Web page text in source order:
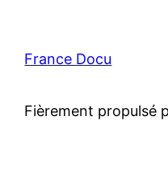
France Docu
Fièrement propulsé